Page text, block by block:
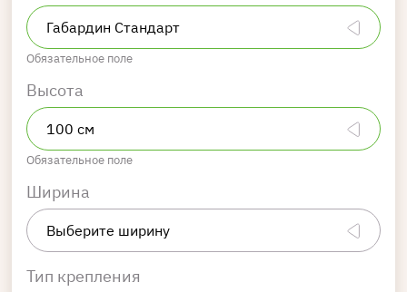
Обязательное поле
Высота
Обязательное поле
Ширина
Тип крепления